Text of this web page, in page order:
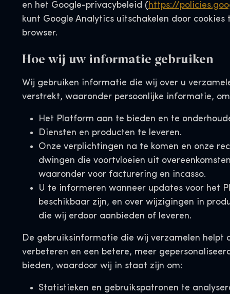
en het Google-privacybeleid (https://
kunt Google Analytics uitschakelen door cookies
browser.
Hoe wij uw informatie gebruiken
Wij gebruiken informatie die wij over u
verstrekt, waaronder persoonlijke informatie,
Het Platform aan te bieden en te
Diensten en producten te leveren.
Onze verplichtingen na te komen en onze
dwingen die voortvloeien uit
waaronder voor facturering en incasso.
U te informeren wanneer updates voor het
beschikbaar zijn, en over wijzigingen in
die wij erdoor aanbieden of leveren.
De gebruiksinformatie die wij verzamelen helpt
verbeteren en een betere, meer
bieden, waardoor wij in staat zijn om:
Statistieken en gebruikspatronen te